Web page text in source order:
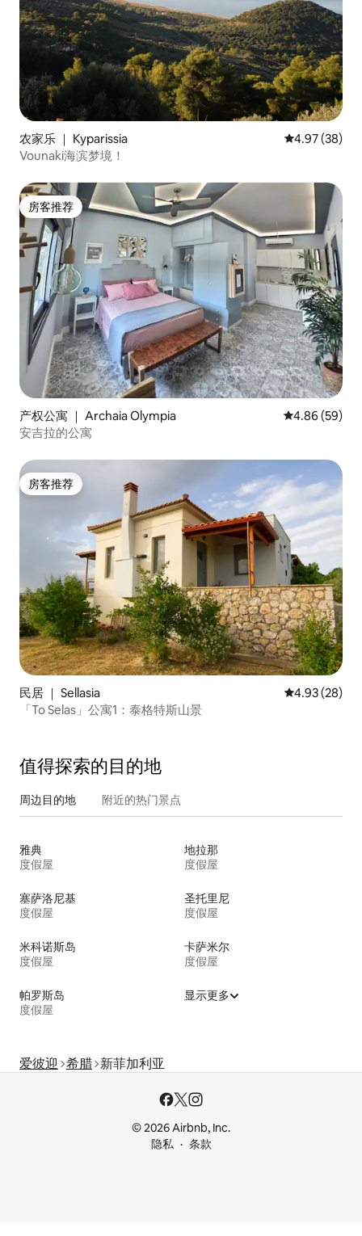
农家乐 ｜ Kyparissia 平均评分
4.97 (38)
Vounaki海滨梦境！
房客推荐
房客推荐
产权公寓 ｜ Archaia Olympia 平均评分 4.86
4.86 (59)
安吉拉的公寓
房客推荐
房客推荐
民居 ｜ Sellasia 平均评分
4.93 (28)
「To Selas」公寓1：泰格特斯山景
值得探索的目的地
周边目的地 附近的热门景点
雅典
度假屋
地拉那
度假屋
塞萨洛尼基
度假屋
圣托里尼
度假屋
米科诺斯岛
度假屋
卡萨米尔
度假屋
帕罗斯岛
度假屋
显示更多
爱彼迎 希腊 新菲加利亚
© 2026 Airbnb, Inc.
隐私
条款